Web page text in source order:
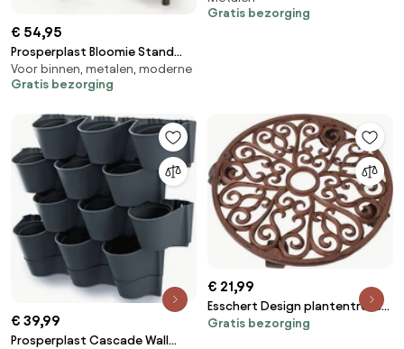
€ 54,95
Prosperplast Bloomie Stand
Plantenstandaard - Wit - 3
Potten - 80,5 cm
Voor binnen, metalen, moderne
Gratis bezorging
niveaus
Gratis bezorging
€ 39,99
Prosperplast Cascade Wall
€ 21,99
Esschert Design plantentrolley
rond L - LxBxH:
Gratis bezorging